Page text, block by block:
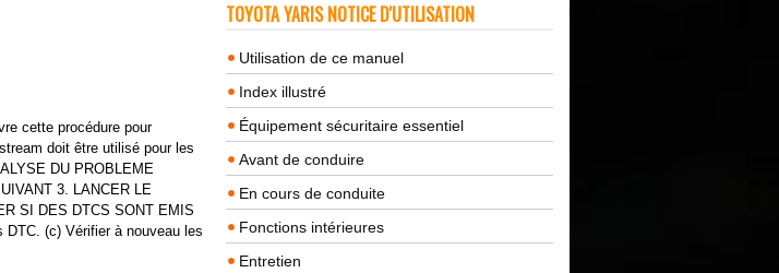
cette procédure pour
doit être utilisé pour les
DU PROBLEME
3. LANCER LE
SI DES DTCS SONT EMIS
(c) Vérifier à nouveau les
TOYOTA YARIS NOTICE D'UTILISATION
Utilisation de ce manuel
Index illustré
Équipement sécuritaire essentiel
Avant de conduire
En cours de conduite
Fonctions intérieures
Entretien